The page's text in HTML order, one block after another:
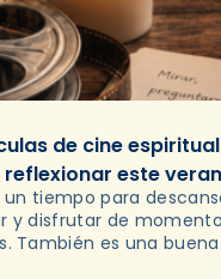
de cine
este
un tiempo para
y disfrutar de
También es una buena
dejarse llevar por una